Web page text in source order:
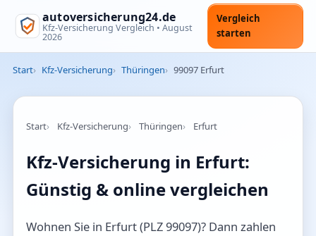
autoversicherung24.de
Kfz-Versicherung Vergleich • August
2026
Vergleich
starten
Start Kfz-Versicherung Thüringen 99097 Erfurt
Start Kfz-Versicherung Thüringen Erfurt
Kfz-Versicherung in Erfurt:
Günstig & online vergleichen
Wohnen Sie in Erfurt (PLZ 99097)? Dann zahlen